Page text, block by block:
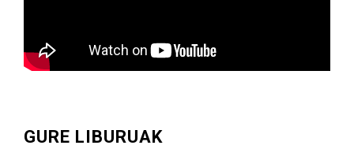
GURE LIBURUAK